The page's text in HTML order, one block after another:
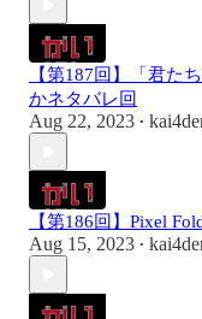
【第187回】「君た
かネタバレ回
Aug 22, 2023 •
【第186回】Pixel
Aug 15, 2023 •